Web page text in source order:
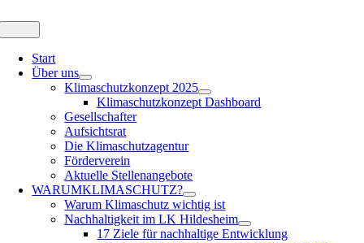
springen
Navigation
Start
Über uns
Klimaschutzkonzept 2025
Klimaschutzkonzept Dashboard
Gesellschafter
Aufsichtsrat
Die Klimaschutzagentur
Förderverein
Aktuelle Stellenangebote
WARUMKLIMASCHUTZ?
Warum Klimaschutz wichtig ist
Nachhaltigkeit im LK Hildesheim
17 Ziele für nachhaltige Entwicklung